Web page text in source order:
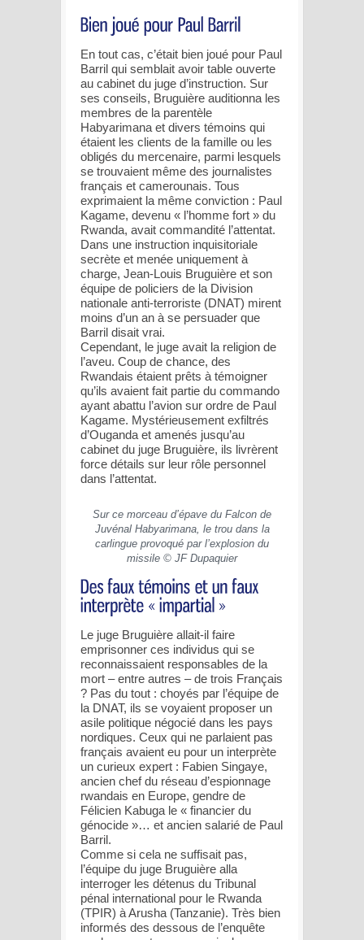
En tout cas, c’était bien joué pour Paul
Barril qui semblait avoir table ouverte
au cabinet du juge d’instruction. Sur
ses conseils, Bruguière auditionna les
membres de la parentèle
Habyarimana et divers témoins qui
étaient les clients de la famille ou les
obligés du mercenaire, parmi lesquels
se trouvaient même des journalistes
français et camerounais. Tous
exprimaient la même conviction : Paul
Kagame, devenu « l’homme fort » du
Rwanda, avait commandité l’attentat.
Dans une instruction inquisitoriale
secrète et menée uniquement à
charge, Jean-Louis Bruguière et son
équipe de policiers de la Division
nationale anti-terroriste (DNAT) mirent
moins d’un an à se persuader que
Barril disait vrai.
Cependant, le juge avait la religion de
l’aveu. Coup de chance, des
Rwandais étaient prêts à témoigner
qu’ils avaient fait partie du commando
ayant abattu l’avion sur ordre de Paul
Kagame. Mystérieusement exfiltrés
d’Ouganda et amenés jusqu’au
cabinet du juge Bruguière, ils livrèrent
force détails sur leur rôle personnel
dans l’attentat.
Sur ce morceau d’épave du Falcon de
Juvénal Habyarimana, le trou dans la
carlingue provoqué par l’explosion du
missile © JF Dupaquier
Le juge Bruguière allait-il faire
emprisonner ces individus qui se
reconnaissaient responsables de la
mort – entre autres – de trois Français
? Pas du tout : choyés par l’équipe de
la DNAT, ils se voyaient proposer un
asile politique négocié dans les pays
nordiques. Ceux qui ne parlaient pas
français avaient eu pour un interprète
un curieux expert : Fabien Singaye,
ancien chef du réseau d’espionnage
rwandais en Europe, gendre de
Félicien Kabuga le « financier du
génocide »… et ancien salarié de Paul
Barril.
Comme si cela ne suffisait pas,
l’équipe du juge Bruguière alla
interroger les détenus du Tribunal
pénal international pour le Rwanda
(TPIR) à Arusha (Tanzanie). Très bien
informés des dessous de l’enquête